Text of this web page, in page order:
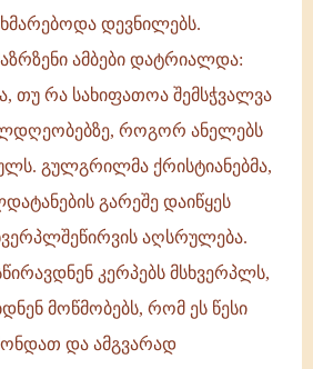
დევნილებს.
ამბები დატრიალდა:
თუ რა სახიფათოა შემსჭვალვა
როგორ ანელებს
გულგრილმა ქრისტიანებმა,
გარეშე დაიწყეს
აღსრულება.
კერპებს მსხვერპლს,
მოწმობებს, რომ ეს წესი
და ამგვარად